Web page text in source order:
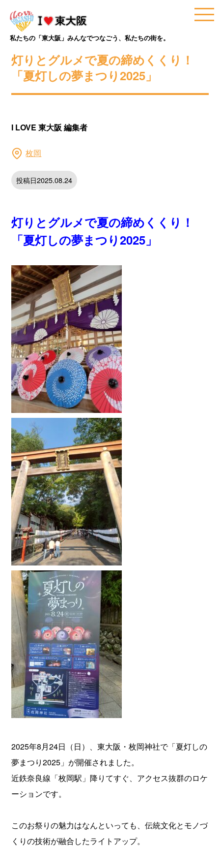
私たちの「東大阪」みんなでつなごう、私たちの街を。
灯りとグルメで夏の締めくくり！
「夏灯しの夢まつり2025」
I LOVE 東大阪 編集者
枚岡
投稿日2025.08.24
灯りとグルメで夏の締めくくり！
「夏灯しの夢まつり2025」
2025年8月24日（日）、東大阪・枚岡神社で「夏灯しの
夢まつり2025」が開催されました。
近鉄奈良線「枚岡駅」降りてすぐ、アクセス抜群のロケ
ーションです。
このお祭りの魅力はなんといっても、伝統文化とモノづ
くりの技術が融合したライトアップ。